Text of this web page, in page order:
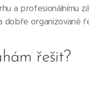
a profesionálnímu
dobře organizované
řešit?